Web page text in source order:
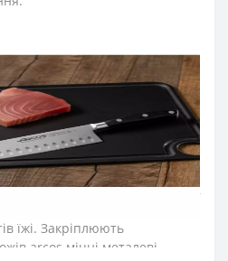
що має надвисоку ріжучу
та корозостійкість. У
довго не затуплюється, не
термін служби,
ефективність інвентарю.
«Рів’єра» з витонченим
накладок,
їжі. Закріплюють
arcos міцні металеві